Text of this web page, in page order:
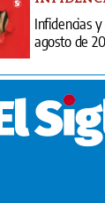
Infidencias
agosto de